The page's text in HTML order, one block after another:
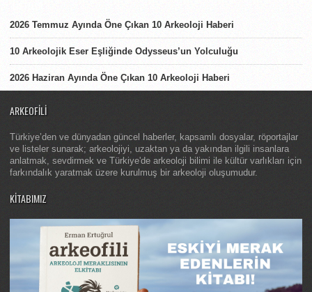
2026 Temmuz Ayında Öne Çıkan 10 Arkeoloji Haberi
10 Arkeolojik Eser Eşliğinde Odysseus’un Yolculuğu
2026 Haziran Ayında Öne Çıkan 10 Arkeoloji Haberi
ARKEOFILI
Türkiye’den ve dünyadan güncel haberler, kapsamlı dosyalar, röportajlar
ve listeler sunarak; arkeolojiyi, uzaktan ya da yakından ilgili insanlara
anlatmak, sevdirmek ve Türkiye'de arkeoloji bilimi ile kültür varlıkları için
farkındalık yaratmak üzere kurulmuş bir arkeoloji oluşumudur.
KITABIMIZ